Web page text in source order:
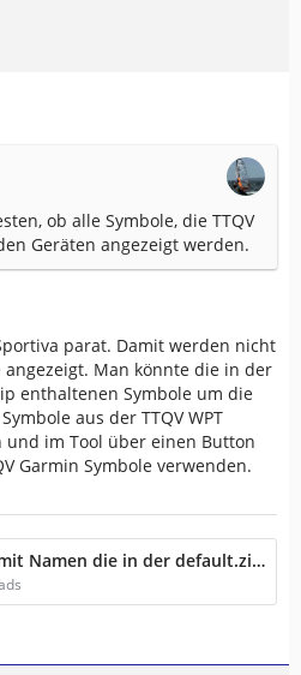
ob alle Symbole, die TTQV
Geräten angezeigt werden.
parat. Damit werden nicht
angezeigt. Man könnte die in der
enthaltenen Symbole um die
aus der TTQV WPT
und im Tool über einen Button
Garmin Symbole verwenden.
Sportiva Symbole mit Namen die in der default.zip enthalten sind.zip